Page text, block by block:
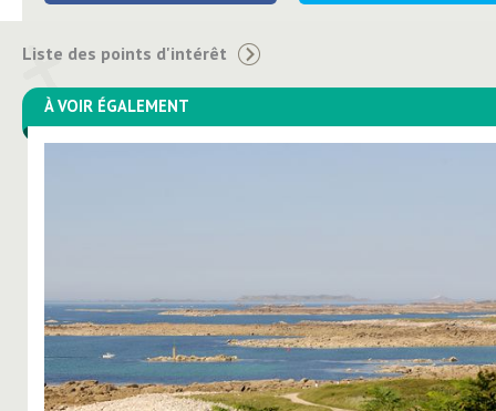
À VOIR ÉGALEMENT
Liste des points d'intérêt